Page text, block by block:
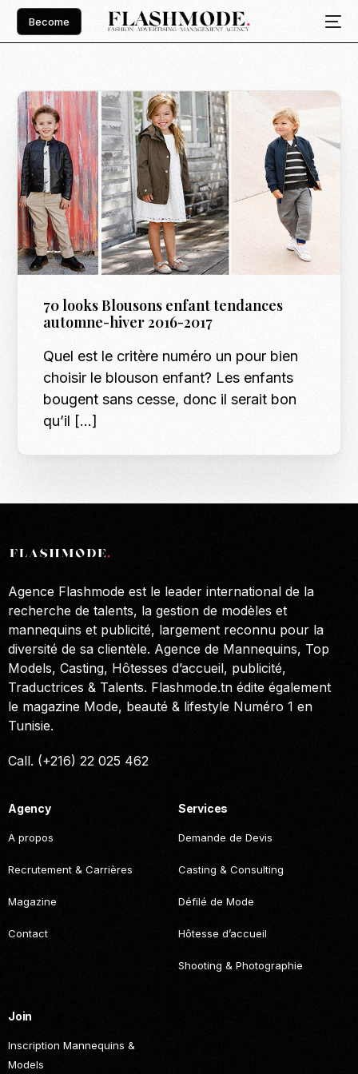
Become
70 looks Blousons enfant tendances
automne-hiver 2016-2017
Quel est le critère numéro un pour bien
choisir le blouson enfant? Les enfants
bougent sans cesse, donc il serait bon
qu’il […]
Agence Flashmode est le leader international de la
recherche de talents, la gestion de modèles et
mannequins et publicité, largement reconnu pour la
diversité de sa clientèle. Agence de Mannequins, Top
Models, Casting, Hôtesses d’accueil, publicité,
Traductrices & Talents. Flashmode.tn édite également
le magazine Mode, beauté & lifestyle Numéro 1 en
Tunisie.
Call. (+216) 22 025 462
Agency
A propos
Recrutement & Carrières
Magazine
Contact
Services
Demande de Devis
Casting & Consulting
Défilé de Mode
Hôtesse d’accueil
Shooting & Photographie
Join
Inscription Mannequins &
Models